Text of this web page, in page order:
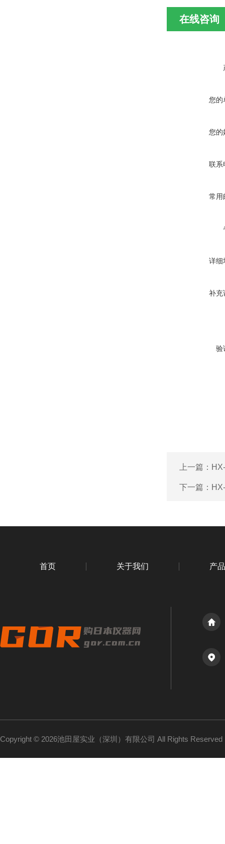
在线咨询
您的
您的
联系
常用
详细
补充
验
上一篇：
下一篇：
首页 关于我们 产
Copyright © 2026池田屋实业（深圳）有限公司 All Rights